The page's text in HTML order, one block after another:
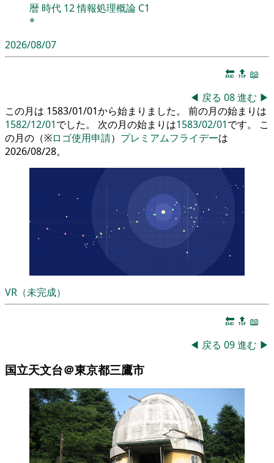
暦 時代 12情報処理概論 C1
*
2026/08/07
🔚 🔝 📖
◀ 戻る 08進む ▶
この月は 1583/01/01から始まりました。 前の月の始まりは
1582/12/01でした。 次の月の始まりは1583/02/01です。 こ
の月の（※ロゴ使用申請） プレミアムフライデーは
2026/08/28。
VR（未完成）
🔚 🔝 📖
◀ 戻る 09進む ▶
国立天文台＠東京都三鷹市